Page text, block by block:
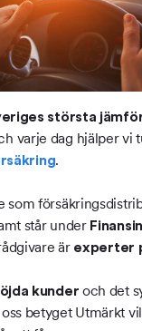
största
varje dag hjälper vi
.
som
står under
är experter
kunder och det
betyget Utmärkt